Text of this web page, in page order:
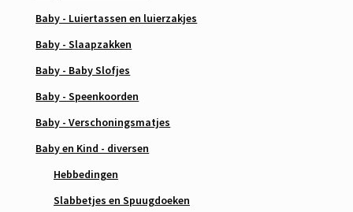
Baby - Luiertassen en luierzakjes
Baby - Slaapzakken
Baby - Baby Slofjes
Baby - Speenkoorden
Baby - Verschoningsmatjes
Baby en Kind - diversen
Hebbedingen
Slabbetjes en Spuugdoeken